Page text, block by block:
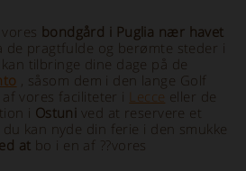
bondgård i Puglia nær havet
de pragtfulde og berømte steder i
tilbringe dine dage på de
, såsom dem i den lange Golf
vores faciliteter i Lecce eller de
i Ostuni ved at reservere et
du kan nyde din ferie i den smukke
at bo i en af ??vores